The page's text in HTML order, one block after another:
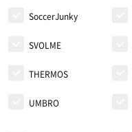
SoccerJunky
SVOLME
THERMOS
UMBRO